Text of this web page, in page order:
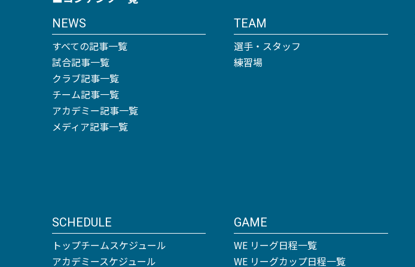
NEWS
すべての記事一覧
試合記事一覧
クラブ記事一覧
チーム記事一覧
アカデミー記事一覧
メディア記事一覧
SCHEDULE
トップチームスケジュール
アカデミースケジュール
TEAM
選手・スタッフ
練習場
GAME
WE リーグ日程一覧
WE リーグカップ日程一覧